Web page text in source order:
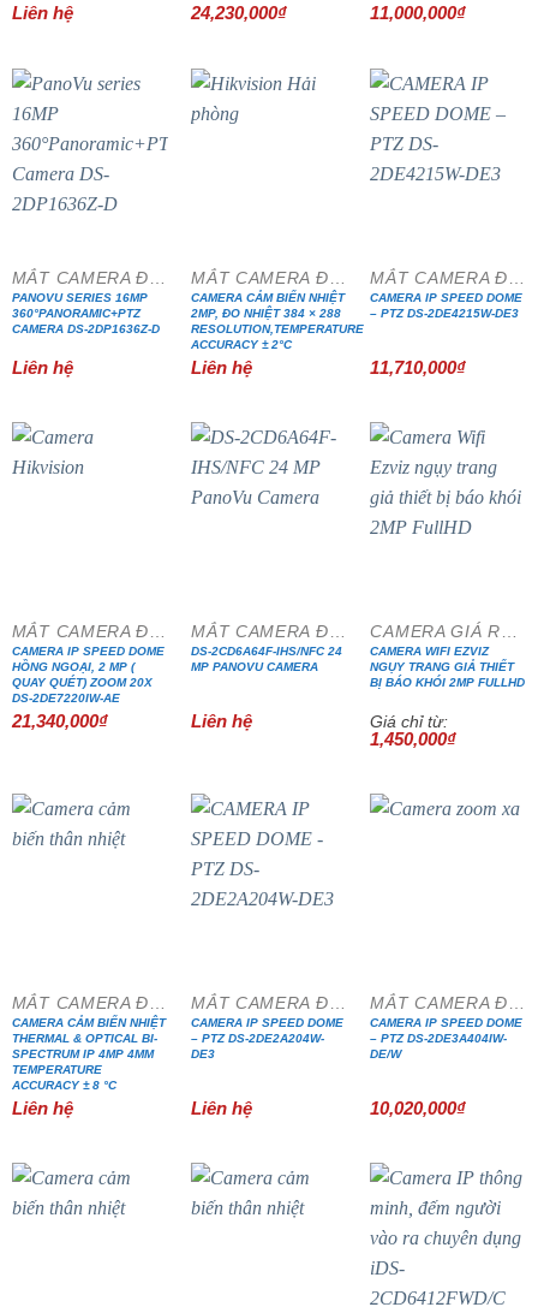
Liên hệ 24,230,000₫ 11,000,000₫
PANOVU SERIES 16MP
360°PANORAMIC+PTZ
CAMERA DS-2DP1636Z-D
Liên hệ
CAMERA CẢM BIẾN NHIỆT
2MP, ĐO NHIỆT 384 × 288
RESOLUTION,TEMPERATURE
ACCURACY ± 2°C
Liên hệ
CAMERA IP SPEED DOME
– PTZ DS-2DE4215W-DE3
11,710,000₫
CAMERA IP SPEED DOME
HỒNG NGOẠI, 2 MP (
QUAY QUÉT) ZOOM 20X
DS-2DE7220IW-AE
21,340,000₫
DS-2CD6A64F-IHS/NFC 24
MP PANOVU CAMERA
Liên hệ
CAMERA WIFI EZVIZ
NGỤY TRANG GIẢ THIẾT
BỊ BÁO KHÓI 2MP FULLHD
Giá chỉ từ:
1,450,000₫
CAMERA CẢM BIẾN NHIỆT
THERMAL & OPTICAL BI-
SPECTRUM IP 4MP 4MM
TEMPERATURE
ACCURACY ± 8 °C
Liên hệ
CAMERA IP SPEED DOME
– PTZ DS-2DE2A204W-
DE3
Liên hệ
CAMERA IP SPEED DOME
– PTZ DS-2DE3A404IW-
DE/W
10,020,000₫